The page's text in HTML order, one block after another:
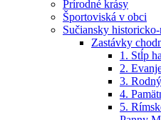
Prírodné krásy
Športoviská v obci
Sučiansky
Zastávky
1. Stĺp
2.
3.
4.
5.